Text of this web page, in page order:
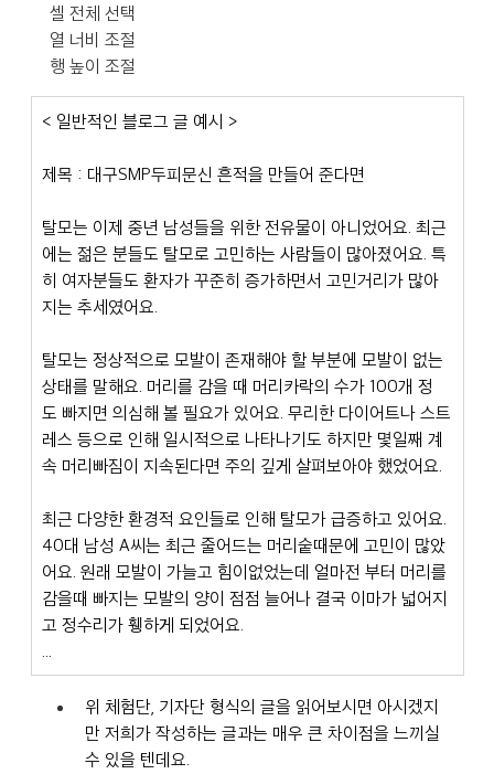
셀 전체 선택
열 너비 조절
행 높이 조절
< 일반적인 블로그 글 예시 >
제목 : 대구SMP두피문신 흔적을 만들어 준다면
탈모는 이제 중년 남성들을 위한 전유물이 아니었어요. 최근
에는 젊은 분들도 탈모로 고민하는 사람들이 많아졌어요. 특
히 여자분들도 환자가 꾸준히 증가하면서 고민거리가 많아
지는 추세였어요.
탈모는 정상적으로 모발이 존재해야 할 부분에 모발이 없는
상태를 말해요. 머리를 감을 때 머리카락의 수가 100개 정
도 빠지면 의심해 볼 필요가 있어요. 무리한 다이어트나 스트
레스 등으로 인해 일시적으로 나타나기도 하지만 몇일째 계
속 머리빠짐이 지속된다면 주의 깊게 살펴보아야 했었어요.
최근 다양한 환경적 요인들로 인해 탈모가 급증하고 있어요.
40대 남성 A씨는 최근 줄어드는 머리숱때문에 고민이 많았
어요. 원래 모발이 가늘고 힘이없었는데 얼마전 부터 머리를
감을때 빠지는 모발의 양이 점점 늘어나 결국 이마가 넓어지
고 정수리가 휑하게 되었어요.
위 체험단, 기자단 형식의 글을 읽어보시면 아시겠지
만 저희가 작성하는 글과는 매우 큰 차이점을 느끼실
수 있을 텐데요.